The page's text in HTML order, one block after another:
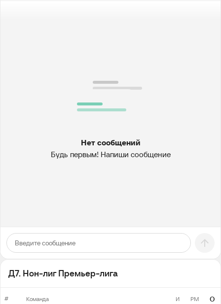
Нет сообщений
Будь первым! Напиши сообщение
Д7. Нон-лиг Премьер-лига
# Команда И РМ О